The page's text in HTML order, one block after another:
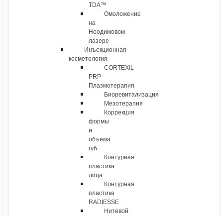
TDA™
Омоложение
на
Неодимовом
лазере
Инъекционная
косметология
CORTEXIL
PRP
Плазмотерапия
Биоревитализация
Мезотерапия
Коррекция
формы
и
объема
губ
Контурная
пластика
лица
Контурная
пластика
RADIESSE
Нитевой